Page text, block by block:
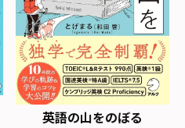
英語の山をのぼる